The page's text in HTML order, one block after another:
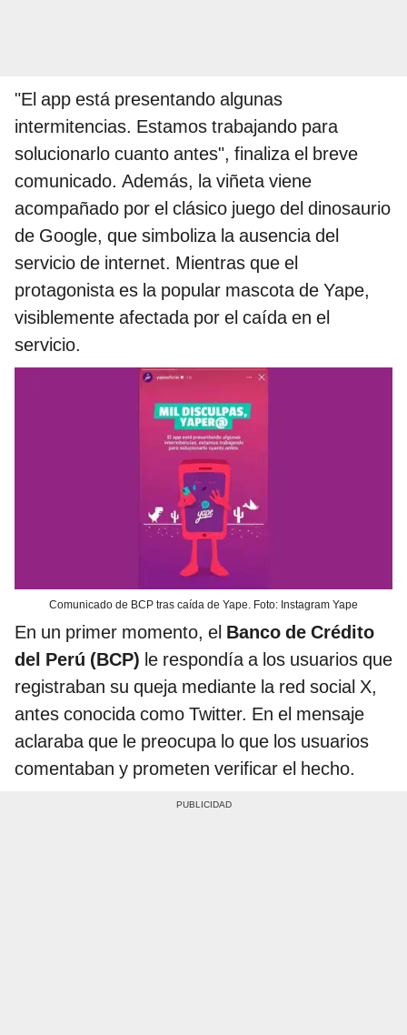
"El app está presentando algunas
intermitencias. Estamos trabajando para
solucionarlo cuanto antes", finaliza el breve
comunicado. Además, la viñeta viene
acompañado por el clásico juego del dinosaurio
de Google, que simboliza la ausencia del
servicio de internet. Mientras que el
protagonista es la popular mascota de Yape,
visiblemente afectada por el caída en el
servicio.
Comunicado de BCP tras caída de Yape. Foto: Instagram Yape
En un primer momento, el Banco de Crédito
del Perú (BCP) le respondía a los usuarios que
registraban su queja mediante la red social X,
antes conocida como Twitter. En el mensaje
aclaraba que le preocupa lo que los usuarios
comentaban y prometen verificar el hecho.